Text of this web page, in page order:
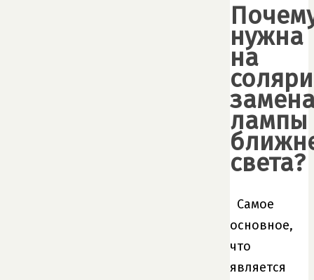
нужна
на
лампы
света?
Самое
основное,
что
является